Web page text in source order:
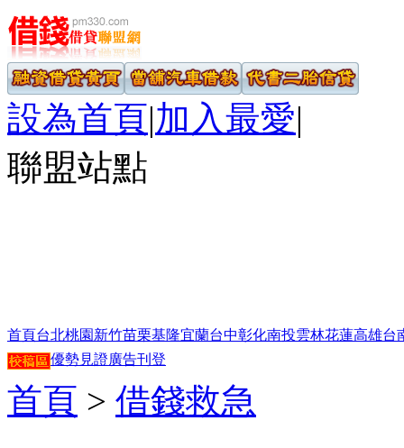
設為首頁|加入最愛|
聯盟站點
首頁台北桃園 新竹苗栗基隆宜蘭台中彰化南投雲林花蓮高雄台
優勢見證廣告刊登
首頁 > 借錢救急